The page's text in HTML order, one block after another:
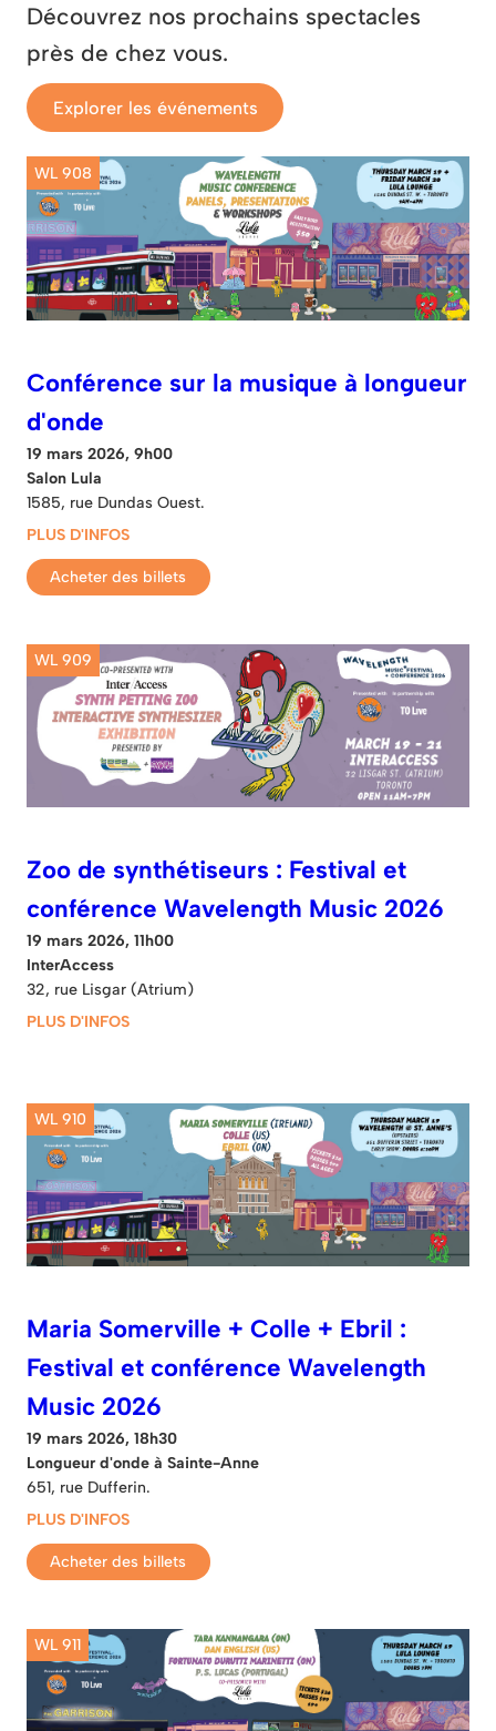
Découvrez nos prochains spectacles
près de chez vous.
Explorer les événements
WL 908
Conférence sur la musique à longueur
d'onde
19 mars 2026, 9h00
Salon Lula
1585, rue Dundas Ouest.
PLUS D'INFOS
Acheter des billets
WL 909
Zoo de synthétiseurs : Festival et
conférence Wavelength Music 2026
19 mars 2026, 11h00
InterAccess
32, rue Lisgar (Atrium)
PLUS D'INFOS
WL 910
Maria Somerville + Colle + Ebril :
Festival et conférence Wavelength
Music 2026
19 mars 2026, 18h30
Longueur d'onde à Sainte-Anne
651, rue Dufferin.
PLUS D'INFOS
Acheter des billets
WL 911